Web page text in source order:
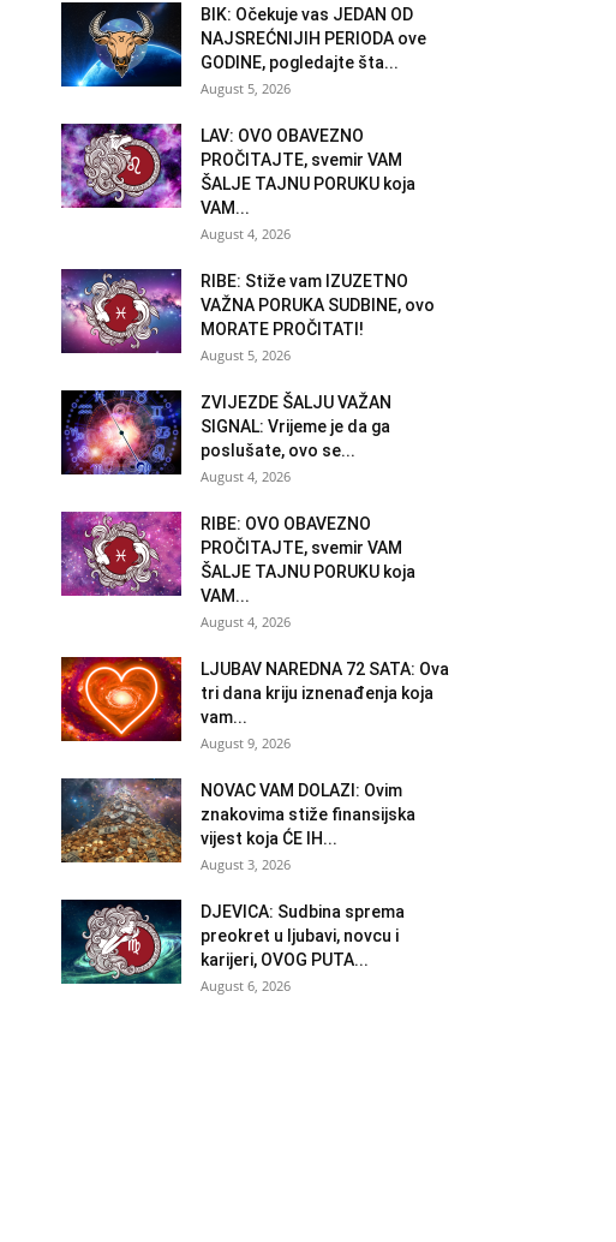
BIK: Očekuje vas JEDAN OD
NAJSREĆNIJIH PERIODA ove
GODINE, pogledajte šta...
August 5, 2026
LAV: OVO OBAVEZNO
PROČITAJTE, svemir VAM
ŠALJE TAJNU PORUKU koja
VAM...
August 4, 2026
RIBE: Stiže vam IZUZETNO
VAŽNA PORUKA SUDBINE, ovo
MORATE PROČITATI!
August 5, 2026
ZVIJEZDE ŠALJU VAŽAN
SIGNAL: Vrijeme je da ga
poslušate, ovo se...
August 4, 2026
RIBE: OVO OBAVEZNO
PROČITAJTE, svemir VAM
ŠALJE TAJNU PORUKU koja
VAM...
August 4, 2026
LJUBAV NAREDNA 72 SATA: Ova
tri dana kriju iznenađenja koja
vam...
August 9, 2026
NOVAC VAM DOLAZI: Ovim
znakovima stiže finansijska
vijest koja ĆE IH...
August 3, 2026
DJEVICA: Sudbina sprema
preokret u ljubavi, novcu i
karijeri, OVOG PUTA...
August 6, 2026